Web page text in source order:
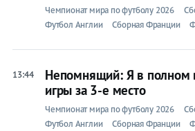
Чемпионат мира по футболу 2026
Футбол Англии
Сборная Франции
13:44
Непомнящий: Я в полном
игры за 3-е место
Чемпионат мира по футболу 2026
Футбол Англии
Сборная Франции